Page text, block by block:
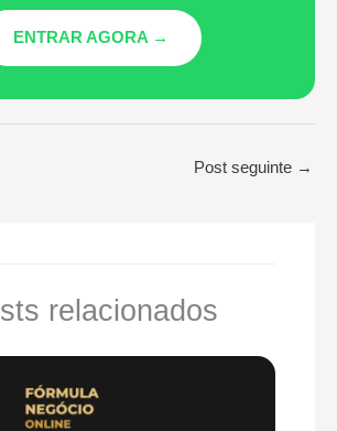
ENTRAR AGORA →
Post seguinte →
relacionados